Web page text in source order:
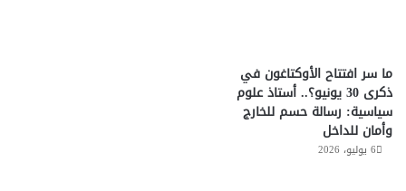
ما سر افتتاح الأوكتاغون في
ذكرى 30 يونيو؟.. أستاذ علوم
سياسية: رسالة حسم للخارج
وأمان للداخل
6 يوليو، 2026